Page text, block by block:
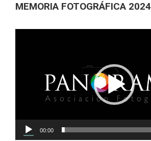
MEMORIA FOTOGRÁFICA 2024
00:00